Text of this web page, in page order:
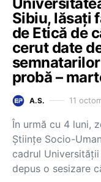
Sibiu, lăsați
de Etică de
cerut date
probă –
A.S. 11
În urmă cu 4 luni,
Științe Socio-
cadrul Universității
depus o sesizare